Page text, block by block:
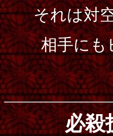
それは対
相手にも
必